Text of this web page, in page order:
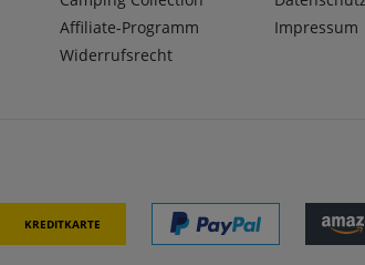
Affiliate-Programm
Widerrufsrecht
Impressum
Kreditkarte